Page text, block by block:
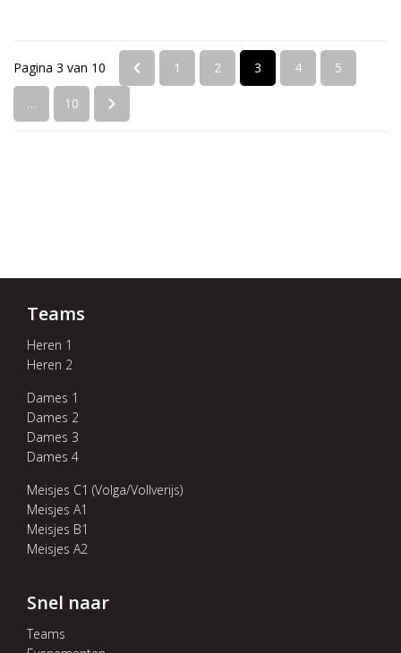
Pagina 3 van 10 1 2 3 4 5
… 10
Teams
Heren 1
Heren 2
Dames 1
Dames 2
Dames 3
Dames 4
Meisjes C1 (Volga/Vollverijs)
Meisjes A1
Meisjes B1
Meisjes A2
Snel naar
Teams